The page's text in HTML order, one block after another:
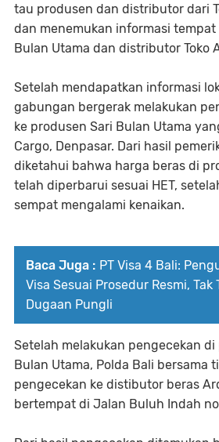
tau produsen dan distributor dari
dan menemukan informasi
Bulan Utama dan distributor Toko
Setelah mendapatkan informasi
gabungan bergerak melakukan
ke produsen Sari Bulan Utama
Cargo, Denpasar. Dari hasil
diketahui bahwa harga beras di
telah diperbarui sesuai HET,
sempat mengalami kenaikan.
Baca Juga : PT Visa 4 Bali:
Visa Sesuai Prosedur Resmi, Tak
Dugaan Pungli
Setelah melakukan pengecekan di
Bulan Utama, Polda Bali bersama
pengecekan ke distibutor beras
bertempat di Jalan Buluh Indah